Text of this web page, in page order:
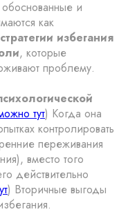
обоснованные и
как
избегания
, которые
проблему.
тут) Когда она
контролировать
переживания
вместо того
действительно
) Вторичные выгоды